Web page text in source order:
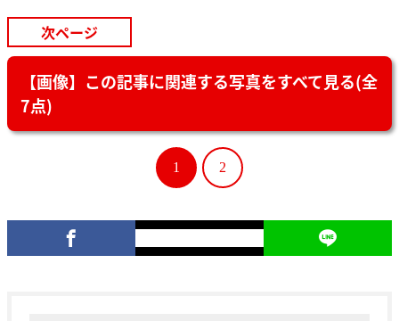
次ページ
【画像】この記事に関連する写真をすべて見る(全
7点)
1 2